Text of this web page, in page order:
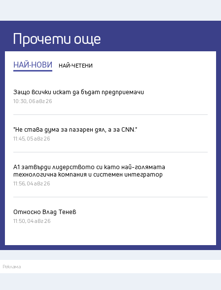
Прочети още
НАЙ-НОВИ НАЙ-ЧЕТЕНИ
Защо всички искат да бъдат предприемачи
10:30, 06 авг 26
"Не става дума за пазарен дял, а за CNN."
11:45, 05 авг 26
А1 затвърди лидерството си като най-голямата
технологична компания и системен интегратор
11:56, 04 авг 26
Относно Влад Тенев
11:50, 04 авг 26
Реклама